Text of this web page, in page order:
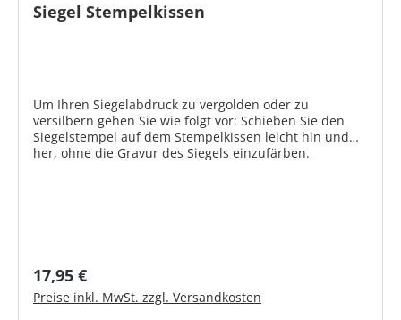
Siegel Stempelkissen
Um Ihren Siegelabdruck zu vergolden oder zu
versilbern gehen Sie wie folgt vor: Schieben Sie den
Siegelstempel auf dem Stempelkissen leicht hin und
her, ohne die Gravur des Siegels einzufärben.
Regulärer Preis:
17,95 €
Preise inkl. MwSt. zzgl. Versandkosten